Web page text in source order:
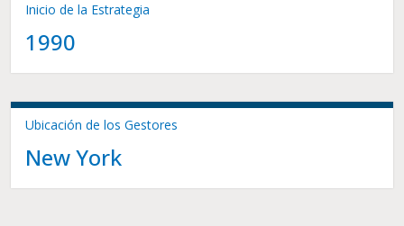
Inicio de la Estrategia
1990
Ubicación de los Gestores
New York